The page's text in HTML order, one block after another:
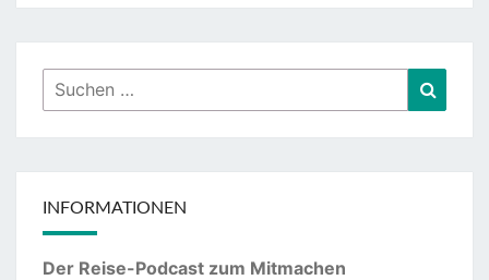
Suchen
nach:
INFORMATIONEN
Der Reise-Podcast zum Mitmachen